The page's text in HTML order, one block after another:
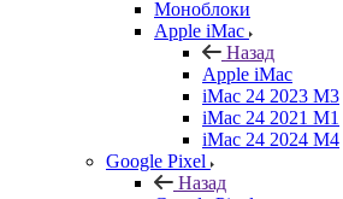
Моноблоки
Apple iMac
Назад
Apple iMac
iMac 24 2023 M3
iMac 24 2021 M1
iMac 24 2024 M4
Google Pixel
Назад